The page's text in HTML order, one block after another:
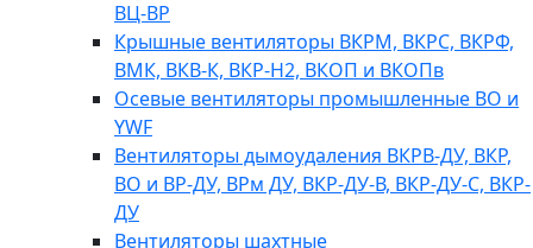
ВЦ-ВР
Крышные вентиляторы ВКРМ, ВКРС, ВКРФ,
ВМК, ВКВ-К, ВКР-Н2, ВКОП и ВКОПв
Осевые вентиляторы промышленные ВО и
YWF
Вентиляторы дымоудаления ВКРВ-ДУ, ВКР,
ВО и ВР-ДУ, ВРм ДУ, ВКР-ДУ-В, ВКР-ДУ-С, ВКР-
ДУ
Вентиляторы шахтные